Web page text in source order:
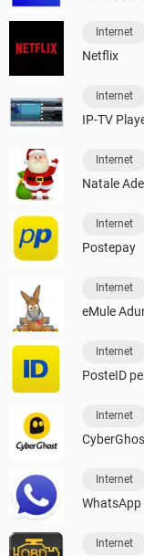
Internet
Netflix
Internet
IP-TV
Internet
Natale
Internet
Postepay
Internet
eMule
Internet
PosteID
Internet
Internet
WhatsApp
Internet